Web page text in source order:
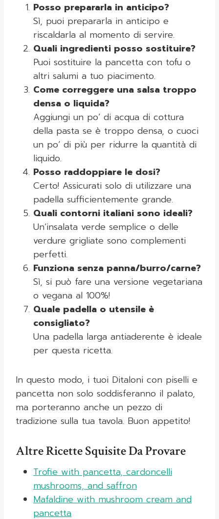
Posso prepararla in anticipo?
Sì, puoi prepararla in anticipo e
riscaldarla al momento di servire.
Quali ingredienti posso sostituire?
Puoi sostituire la pancetta con tofu o
altri salumi a tuo piacimento.
Come correggere una salsa troppo
densa o liquida?
Aggiungi un po’ di acqua di cottura
della pasta se è troppo densa, o cuoci
un po’ di più per ridurre la quantità di
liquido.
Posso raddoppiare le dosi?
Certo! Assicurati solo di utilizzare una
padella sufficientemente grande.
Quali contorni italiani sono ideali?
Un’insalata verde semplice o delle
verdure grigliate sono complementi
perfetti.
Funziona senza panna/burro/carne?
Sì, si può fare una versione vegetariana
o vegana al 100%!
Quale padella o utensile è
consigliato?
Una padella larga antiaderente è ideale
per questa ricetta.
In questo modo, i tuoi Ditaloni con piselli e
pancetta non solo soddisferanno il palato,
ma porteranno anche un pezzo di
tradizione sulla tua tavola. Buon appetito!
Altre Ricette Squisite Da Provare
Trofie with pancetta, cardoncelli
mushrooms, and saffron
Mafaldine with mushroom cream and
pancetta